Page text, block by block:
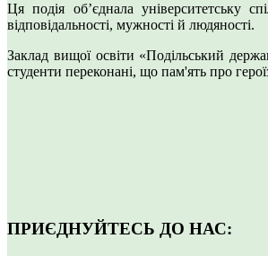
Ця подія об’єднала університетську
відповідальності, мужності й людяності.
Заклад вищої освіти «Подільський
студенти переконані, що пам'ять про
ПРИЄДНУЙТЕСЬ ДО НАС: